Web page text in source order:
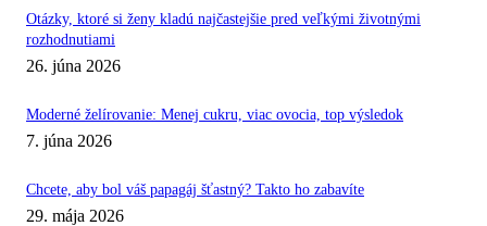
Otázky, ktoré si ženy kladú najčastejšie pred veľkými životnými
rozhodnutiami
26. júna 2026
Moderné želírovanie: Menej cukru, viac ovocia, top výsledok
7. júna 2026
Chcete, aby bol váš papagáj šťastný? Takto ho zabavíte
29. mája 2026